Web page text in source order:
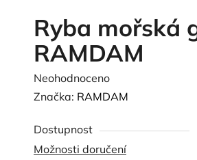
Ryba mořská
RAMDAM
Průměrné
hodnocení
je
0,0
Neohodnoceno
Značka: RAMDAM
Dostupnost
Možnosti doručení